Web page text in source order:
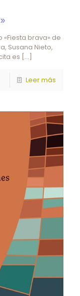
brava» de
Susana Nieto,
es […]
Leer más